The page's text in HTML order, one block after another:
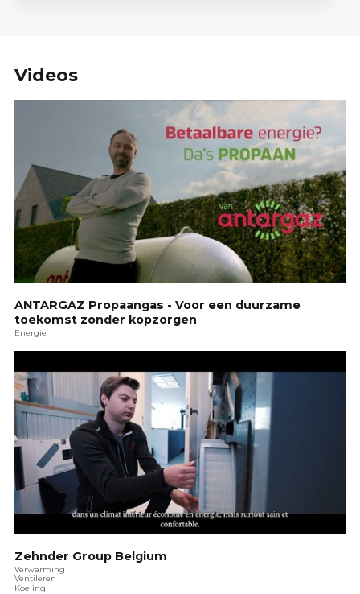
Videos
ANTARGAZ Propaangas - Voor een duurzame
toekomst zonder kopzorgen
Energie
Zehnder Group Belgium
Verwarming
Ventileren
Koeling